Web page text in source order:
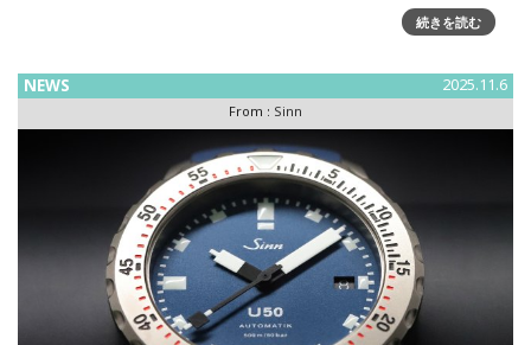
性のドイツ製Uボート・スチール使用テギメント・テクノロジ
ロッパ
続きを読む
NEWS 2025.11.6
From : Sinn